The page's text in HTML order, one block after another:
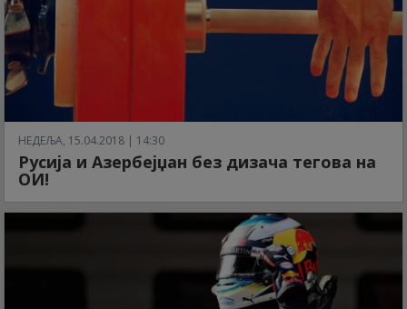
НЕДЕЉА, 15.04.2018 | 14:30
Русија и Азербејџан без дизача тегова на
ОИ!